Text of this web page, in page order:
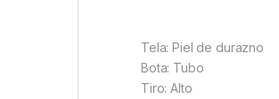
Tela: Piel de durazno
Bota: Tubo
Tiro: Alto